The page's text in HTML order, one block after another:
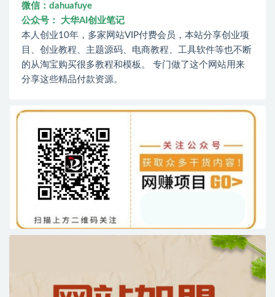
微信：dahuafuye
公众号： 大华AI创业笔记
本人创业10年，多家网站VIP付费会员，本站分享创业项
目、创业教程、主题源码、电商教程、工具软件等也不断
的从淘宝购买很多教程和模板。 专门做了这个网站用来
分享这些精品付款资源。